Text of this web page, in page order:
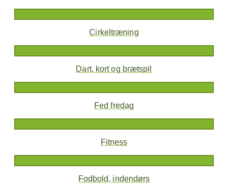
Cirkeltræning
Dart, kort og brætspil
Fed fredag
Fitness
Fodbold, indendørs